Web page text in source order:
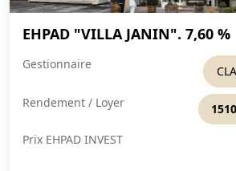
EHPAD "VILLA JANIN". 7,60 %
Gestionnaire
Rendement / Loyer
Prix EHPAD INVEST